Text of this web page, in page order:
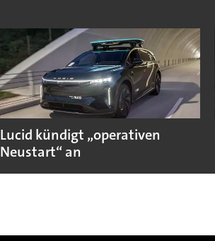
Lucid kündigt „operativen
Neustart“ an